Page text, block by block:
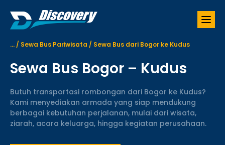
... / Sewa Bus Pariwisata / Sewa Bus dari Bogor ke Kudus
Sewa Bus Bogor – Kudus
Butuh transportasi rombongan dari Bogor ke Kudus?
Kami menyediakan armada yang siap mendukung
berbagai kebutuhan perjalanan, mulai dari wisata,
ziarah, acara keluarga, hingga kegiatan perusahaan.